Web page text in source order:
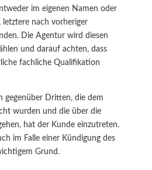
im eigenen Namen oder
letztere nach vorheriger
Die Agentur wird diesen
und darauf achten, dass
fachliche Qualifikation
Dritten, die dem
wurden und die über die
hat der Kunde einzutreten.
im Falle einer Kündigung des
Grund.